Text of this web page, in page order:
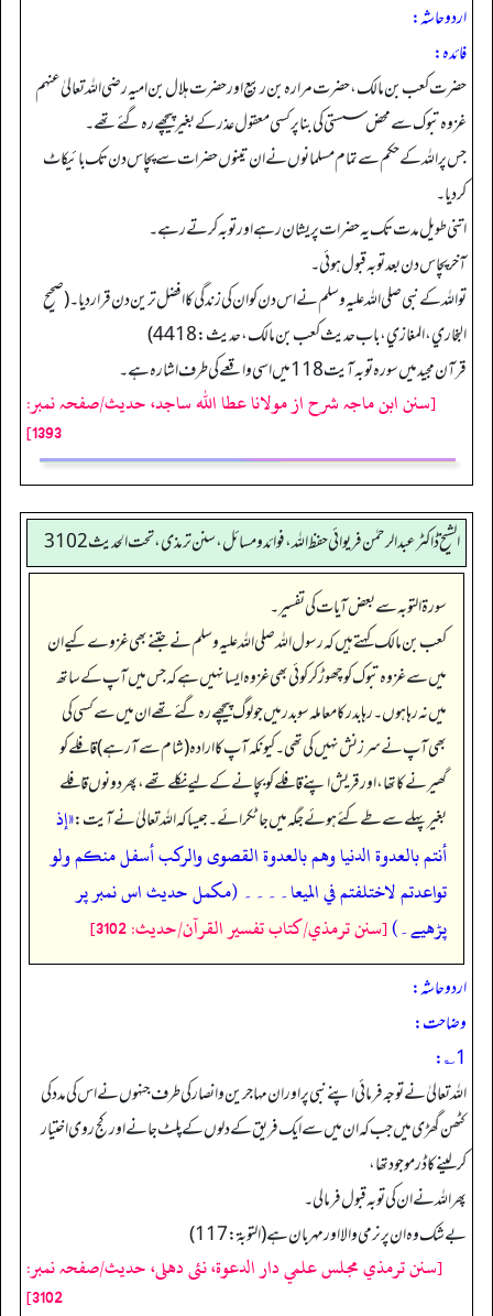
اردو حاشہ:
فائده:
حضرت کعب بن مالک، حضرت مرارہ بن ربیع اور حضرت ہلال بن امیہ رضی اللہ تعالیٰ عنہم
غزوہ تبوک سے محض سستی کی بنا پر کسی معقول عذر کے بغیر پیچھے رہ گئے تھے۔
جس پر اللہ کے حکم سے تمام مسلمانوں نے ان تینوں حضرات سے پچاس دن تک بائیکاٹ
کردیا۔
اتنی طویل مدت تک یہ حضرات پریشان رہے اور توبہ کرتے رہے۔
آخر پچاس دن بعد توبہ قبول ہوئی۔
تو اللہ کے نبی صلی اللہ علیہ وسلم نے اس دن کو ان کی زندگی کا افضل ترین دن قراردیا۔ (صحیح
البخاري، المغازي، باب حدیث کعب بن مالك، حدیث: 4418)
قرآن مجید میں سورہ توبہ آیت 118 میں اسی واقعے کی طرف اشارہ ہے۔
[سنن ابن ماجہ شرح از مولانا عطا الله ساجد، حدیث/صفحہ نمبر:
1393]
الشیخ ڈاکٹر عبد الرحمٰن فریوائی حفظ اللہ، فوائد و مسائل، سنن ترمذی، تحت الحديث 3102
سورۃ التوبہ سے بعض آیات کی تفسیر۔
کعب بن مالک کہتے ہیں کہ رسول اللہ صلی اللہ علیہ وسلم نے جتنے بھی غزوے کیے ان
میں سے غزوہ تبوک کو چھوڑ کر کوئی بھی غزوہ ایسا نہیں ہے کہ جس میں آپ کے ساتھ
میں نہ رہا ہوں۔ رہا بدر کا معاملہ سو بدر میں جو لوگ پیچھے رہ گئے تھے ان میں سے کسی کی
بھی آپ نے سرزنش نہیں کی تھی۔ کیونکہ آپ کا ارادہ (شام سے آ رہے) قافلے کو
گھیرنے کا تھا، اور قریش اپنے قافلے کو بچانے کے لیے نکلے تھے، پھر دونوں قافلے
بغیر پہلے سے طے کئے ہوئے جگہ میں جا ٹکرائے۔ جیسا کہ اللہ تعالیٰ نے آیت:«إذ
أنتم بالعدوة الدنيا وهم بالعدوة القصوى والركب أسفل منكم ولو
تواعدتم لاختلفتم في الميعا۔۔۔۔ (مکمل حدیث اس نمبر پر
پڑھیے۔)[سنن ترمذي/كتاب تفسير القرآن/حدیث: 3102]
اردو حاشہ:
وضاحت:
1؎:
اللہ تعالیٰ نے توجہ فرمائی اپنے نبی پر اور ان مہاجرین وانصار کی طرف جنہوں نے اس کی مدد کی
کٹھن گھڑی میں جب کہ ان میں سے ایک فریق کے دلوں کے پلٹ جانے اور کج روی اختیار
کرلینے کا ڈر موجود تھا،
پھر اللہ نے ان کی توبہ قبول فرمالی۔
بے شک وہ ان پر نرمی والا اور مہر بان ہے (التوبة: 117)
[سنن ترمذي مجلس علمي دار الدعوة، نئى دهلى، حدیث/صفحہ نمبر:
3102]